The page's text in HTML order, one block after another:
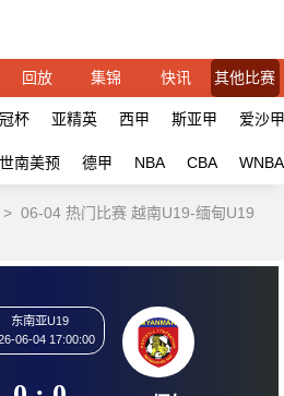
回放 集锦 快讯 其他比赛
杯 亚精英 西甲 斯亚甲 爱沙甲
世南美预 德甲 NBA CBA WNBA
> 06-04 热门比赛 越南U19-缅甸U19
东南亚U19